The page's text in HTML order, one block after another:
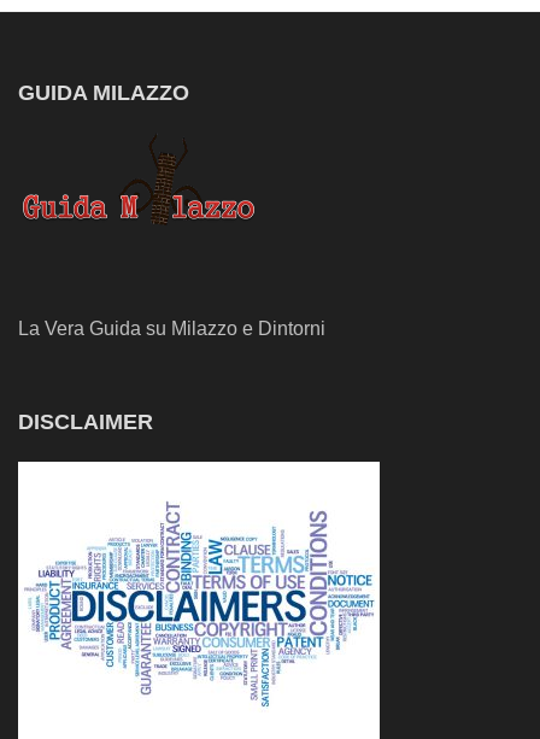
GUIDA MILAZZO
La Vera Guida su Milazzo e Dintorni
DISCLAIMER